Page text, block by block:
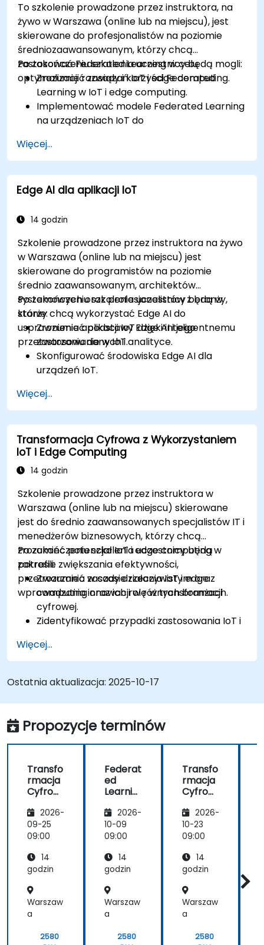
To szkolenie prowadzone przez instruktora, na
żywo w Warszawa (online lub na miejscu), jest
skierowane do profesjonalistów na poziomie
średniozaawansowanym, którzy chcą
zastosować Federated Learning w celu
optymalizacji rozwiązań IoT i edge computing.
Po zakończeniu szkolenia uczestnicy będą mogli:
Zrozumieć zasady i korzyści Federated
Learning w IoT i edge computing.
Implementować modele Federated Learning
na urządzeniach IoT do
Zmniejszać opóźnienia i poprawiać
podejmowanie decyzji w czasie rzeczywistym
w środowiskach edge computing.
Rozwiązywać problemy związane z
w systemach IoT.
Więcej...
Edge AI dla aplikacji IoT
14 godzin
Szkolenie prowadzone przez instruktora na żywo
w Warszawa (online lub na miejscu) jest
skierowane do programistów na poziomie
średnio zaawansowanym, architektów
systemowych oraz profesjonalistów z branży,
którzy chcą wykorzystać Edge AI do
usprawnienia aplikacji IoT dzięki inteligentnemu
przetwarzaniu danych i analityce.
Po zakończeniu szkolenia uczestnicy będą w
stanie:
Zrozumieć podstawy Edge AI i jego
zastosowanie w IoT.
Skonfigurować środowiska Edge AI dla
urządzeń IoT.
urządzeniach brzegowych dla aplikacji IoT.
Wdrożyć przetwarzanie danych i
podejmowanie decyzji w czasie rzeczywistym
w systemach IoT.
Zintegrować Edge AI z różnymi protokołami i
platformami IoT.
praktyki w Edge AI dla IoT.
Więcej...
Transformacja Cyfrowa z Wykorzystaniem
IoT i Edge Computing
14 godzin
Szkolenie prowadzone przez instruktora w
Warszawa (online lub na miejscu) skierowane
jest do średnio zaawansowanych specjalistów IT i
menedżerów biznesowych, którzy chcą
zrozumieć potencjał IoT i edge computing w
zakresie zwiększania efektywności,
przetwarzania w czasie rzeczywistym oraz
wprowadzania innowacji w różnych branżach.
Po zakończeniu szkolenia uczestnicy będą
potrafili:
Zrozumieć zasady działania IoT i edge
computing oraz ich rolę w transformacji
cyfrowej.
Zidentyfikować przypadki zastosowania IoT i
logistyki i energetyki.
Rozróżnić architektury i scenariusze
wdrażania edge computing oraz chmury
obliczeniowej.
Wdrożyć rozwiązania edge computing do
predykcyjnego utrzymania ruchu i
podejmowania decyzji w czasie
rzeczywistym.
Więcej...
Ostatnia aktualizacja: 2025-10-17
Propozycje terminów
Transfo
rmacja
Cyfrow
Wykorz
ystanie
m IoT i
Compu
ting
2026-
09-25
09:00
14
godzin
Warszaw
a
2580
Federat
ed
Learnin
Edge
Compu
ting
2026-
10-09
09:00
14
godzin
Warszaw
a
2580
Transfo
rmacja
Cyfrow
Wykorz
ystanie
m IoT i
Compu
ting
2026-
10-23
09:00
14
godzin
Warszaw
a
2580